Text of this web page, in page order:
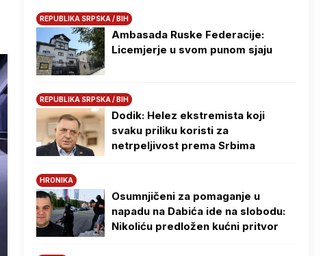
REPUBLIKA SRPSKA / BIH
Ambasada Ruske Federacije:
Licemjerje u svom punom sjaju
REPUBLIKA SRPSKA / BIH
Dodik: Helez ekstremista koji
svaku priliku koristi za
netrpeljivost prema Srbima
HRONIKA
Osumnjičeni za pomaganje u
napadu na Dabića ide na slobodu:
Nikoliću predložen kućni pritvor